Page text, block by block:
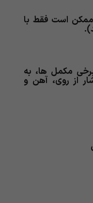
است فقط با
مکمل ها، به
از روی، آهن و